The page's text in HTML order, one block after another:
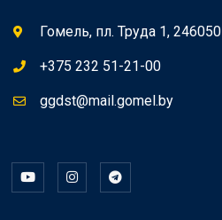
Гомель, пл. Труда 1, 246050
+375 232 51-21-00
ggdst@mail.gomel.by